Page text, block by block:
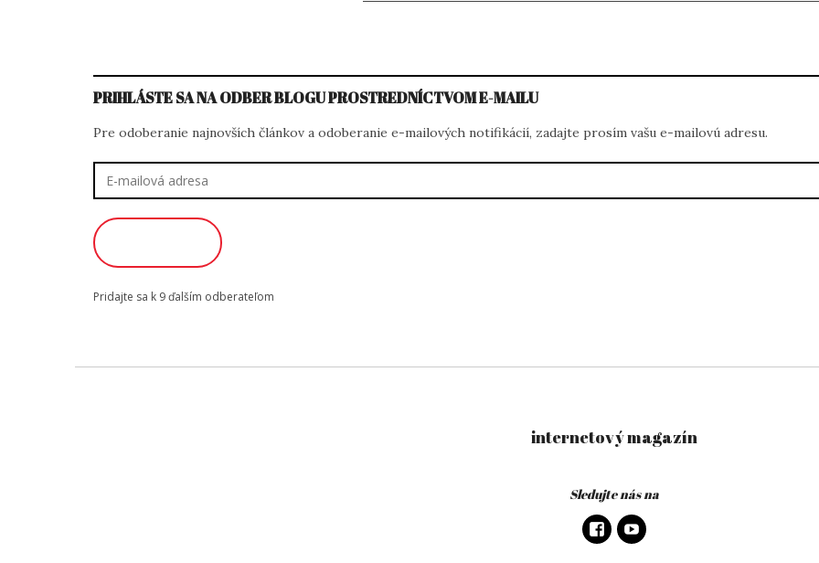
PRIHLÁSTE SA NA ODBER BLOGU PROSTREDNÍCTVOM E-MAILU
Pre odoberanie najnovších článkov a odoberanie e-mailových notifikácií, zadajte prosím vašu e-mailovú adresu.
Pridajte sa k 9 ďalším odberateľom
internetový magazín
Sledujte nás na